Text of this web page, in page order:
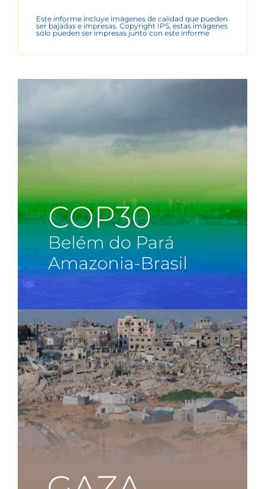
Este informe incluye imágenes de calidad que pueden
ser bajadas e impresas. Copyright IPS, estas imágenes
sólo pueden ser impresas junto con este informe